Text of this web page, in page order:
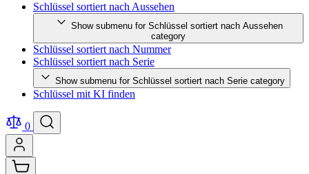
Schlüssel sortiert nach Aussehen
Show submenu for Schlüssel sortiert nach Aussehen
category
Schlüssel sortiert nach Nummer
Schlüssel sortiert nach Serie
Show submenu for Schlüssel sortiert nach Serie category
Schlüssel mit KI finden
0